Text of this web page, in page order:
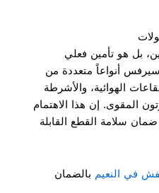
بل هو تأمين فعلي
أنواعاً متعددة من
الهوائية، والأشرطة
المقوى. إن هذا الاهتمام
سلامة القطع القابلة
في النعيم بالضمان